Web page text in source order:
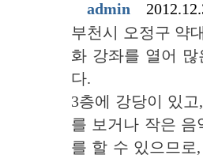
admin
부천시 오정구 약
화 강좌를 열어
다.
3층에 강당이 있
를 보거나 작은 음
를 할 수 있으므로